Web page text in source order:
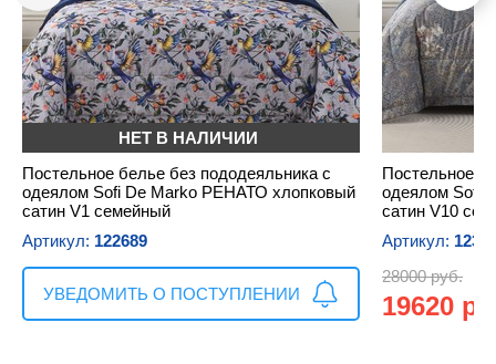
НЕТ В НАЛИЧИИ
Постельное белье без пододеяльника с
одеялом Sofi De Marko РЕНАТО хлопковый
сатин V1 семейный
Артикул: 122689
УВЕДОМИТЬ О ПОСТУПЛЕНИИ
Постельное
одеялом Sofi
сатин V10
Артикул:
28000 руб.
19620